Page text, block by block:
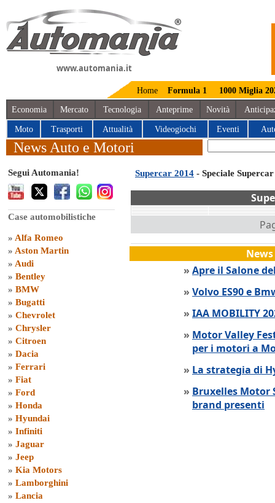
www.automania.it
Home Formula 1 1000 Miglia
Economia Mercato Tecnologia Anteprime Novità
Moto Trasporti Attualità Videogiochi Eventi
News Auto e Motori
Segui Automania!
Case automobilistiche
» Alfa Romeo
» Aston Martin
» Audi
» Bentley
» BMW
» Bugatti
» Chevrolet
» Chrysler
» Citroen
» Dacia
» Ferrari
» Fiat
» Ford
» Honda
» Hyundai
» Infiniti
» Jaguar
» Jeep
» Kia Motors
» Lamborghini
» Lancia
Supercar 2014 - Speciale Supercar
» Apre il Salone
» Volvo ES90 e
» IAA MOBILITY
» Motor Valley
per i motori a
» La strategia di
» Bruxelles Motor
brand presenti